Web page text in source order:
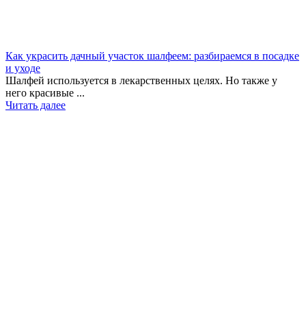
Как украсить дачный участок шалфеем: разбираемся в посадке
и уходе
Шалфей используется в лекарственных целях. Но также у
него красивые ...
Читать далее